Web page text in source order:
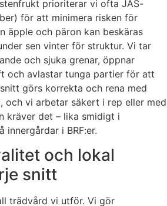
prioriterar vi ofta JAS-
för att minimera risken för
äpple och päron kan beskäras
sen vinter för struktur. Vi tar
och sjuka grenar, öppnar
och avlastar tunga partier för att
görs korrekta och rena med
och vi arbetar säkert i rep eller med
kräver det – lika smidigt i
innergårdar i BRF:er.
och lokal
snitt
trädvård vi utför. Vi gör